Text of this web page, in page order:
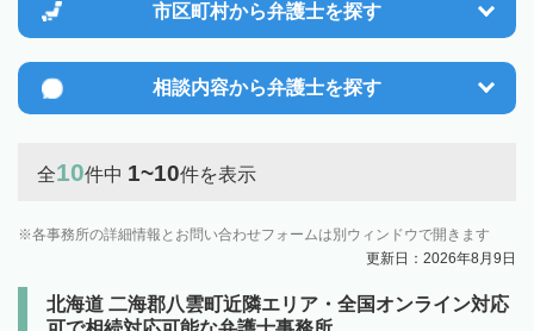
市区町村から弁護士を探す
相談内容から弁護士を探す
全10件中 1~10件を表示
各事務所の詳細情報とお問い合わせフォームは別ウィンドウで開きます
更新日：2026年8月9日
北海道 二海郡八雲町近隣エリア・全国オンライン対応